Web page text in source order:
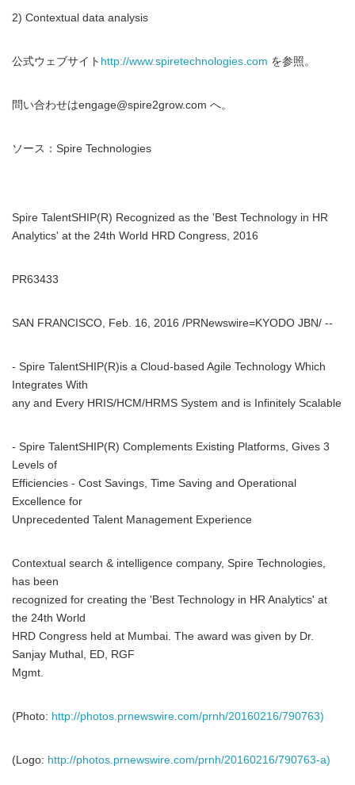
2) Contextual data analysis
公式ウェブサイト http://www.spiretechnologies.com を参照。
問い合わせはengage@spire2grow.com へ。
ソース：Spire Technologies
Spire TalentSHIP(R) Recognized as the 'Best Technology in HR
Analytics' at the 24th World HRD Congress, 2016
PR63433
SAN FRANCISCO, Feb. 16, 2016 /PRNewswire=KYODO JBN/ --
- Spire TalentSHIP(R)is a Cloud-based Agile Technology Which
Integrates With
any and Every HRIS/HCM/HRMS System and is Infinitely Scalable
- Spire TalentSHIP(R) Complements Existing Platforms, Gives 3
Levels of
Efficiencies - Cost Savings, Time Saving and Operational
Excellence for
Unprecedented Talent Management Experience
Contextual search & intelligence company, Spire Technologies,
has been
recognized for creating the 'Best Technology in HR Analytics' at
the 24th World
HRD Congress held at Mumbai. The award was given by Dr.
Sanjay Muthal, ED, RGF
Mgmt.
(Photo: http://photos.prnewswire.com/prnh/20160216/790763)
(Logo: http://photos.prnewswire.com/prnh/20160216/790763-a)